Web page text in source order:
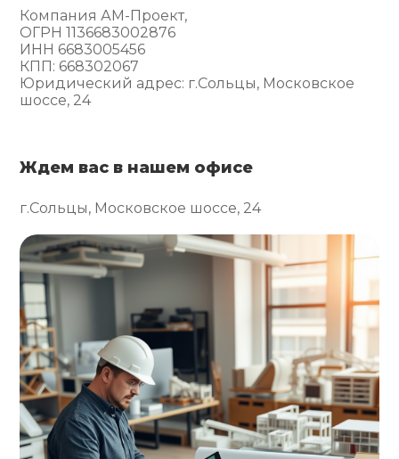
Компания АМ-Проект,
ОГРН 1136683002876
ИНН 6683005456
КПП: 668302067
Юридический адрес: г.Сольцы, Московское
шоссе, 24
Ждем вас в нашем офисе
г.Сольцы, Московское шоссе, 24